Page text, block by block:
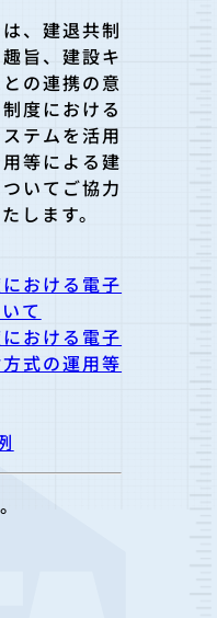
、建退共制
旨、建設キ
の連携の意
度における
テムを活用
用等による建
いてご協力
します。
おける電子
て
おける電子
式の運用等